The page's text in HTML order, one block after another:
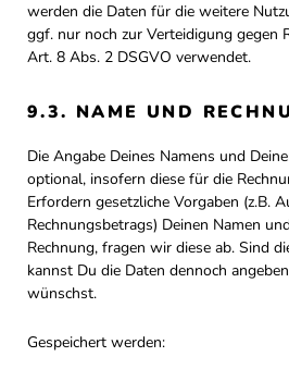
werden die Daten für die weitere
ggf. nur noch zur Verteidigung gegen
Art. 8 Abs. 2 DSGVO verwendet.
9.3. NAME UND
Die Angabe Deines Namens und
optional, insofern diese für die
Erfordern gesetzliche Vorgaben (z.B.
Rechnungsbetrags) Deinen Namen
Rechnung, fragen wir diese ab. Sind
kannst Du die Daten dennoch
wünschst.
Gespeichert werden: